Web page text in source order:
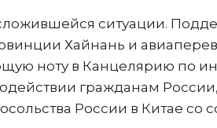
ситуации.
Хайнань и
ноту в Канцелярию по
гражданам России,
России в Китае со